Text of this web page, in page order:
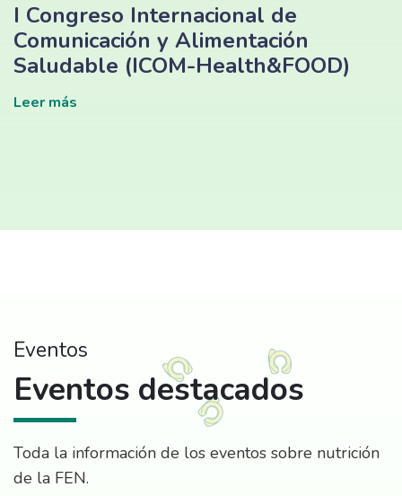
I Congreso Internacional de
Comunicación y Alimentación
Saludable (ICOM-Health&FOOD)
Leer más
Eventos
Eventos destacados
Toda la información de los eventos sobre nutrición
de la FEN.